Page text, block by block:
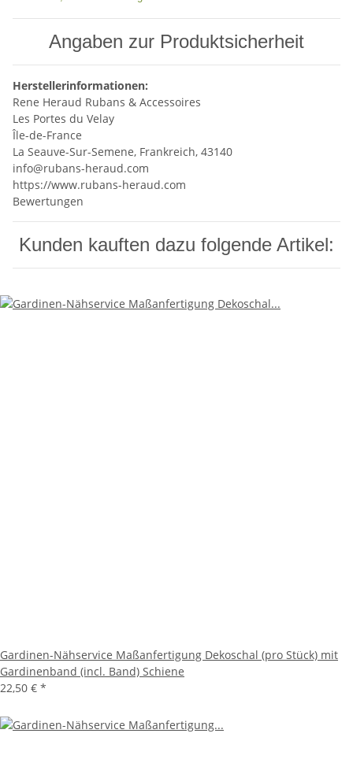
Angaben zur Produktsicherheit
Herstellerinformationen:
Rene Heraud Rubans & Accessoires
Les Portes du Velay
Île-de-France
La Seauve-Sur-Semene, Frankreich, 43140
info@rubans-heraud.com
https://www.rubans-heraud.com
Bewertungen
Kunden kauften dazu folgende Artikel:
Gardinen-Nähservice Maßanfertigung Dekoschal (pro Stück) mit
Gardinenband (incl. Band) Schiene
22,50 € *